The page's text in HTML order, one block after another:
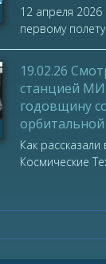
12 апреля 2026
первому полету
19.02.26
станцией
годовщину
Как
Космические